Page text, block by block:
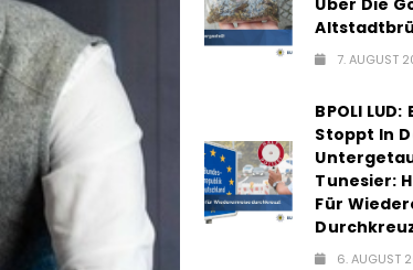
7. AUGUST
BPOLI
Stoppt In
Tunesier:
Für
6. AUGUST